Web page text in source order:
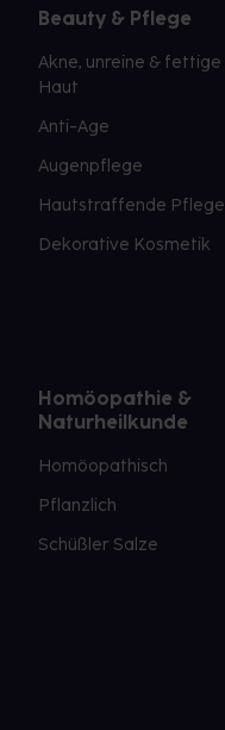
Beauty & Pflege
Akne, unreine & fettige
Haut
Anti-Age
Augenpflege
Hautstraffende Pflege
Dekorative Kosmetik
Homöopathie &
Naturheilkunde
Homöopathisch
Pflanzlich
Schüßler Salze